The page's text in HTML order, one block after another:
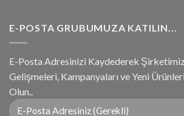
E-POSTA GRUBUMUZA KATILIN...
E-Posta Adresinizi Kaydederek
Gelişmeleri, Kampanyaları ve Yeni
Olun..